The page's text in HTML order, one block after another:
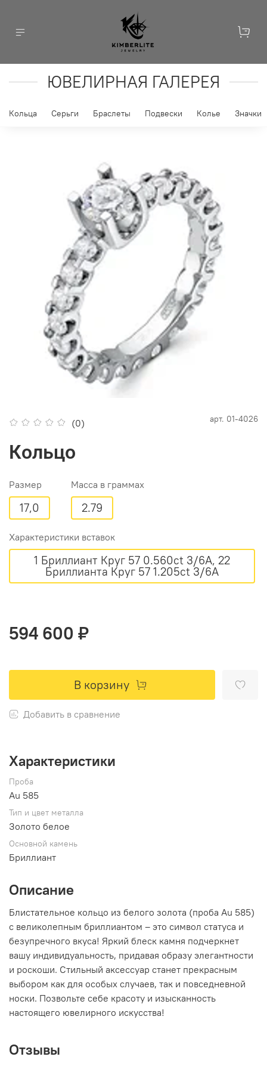
ЮВЕЛИРНАЯ ГАЛЕРЕЯ
Кольца Серьги Браслеты Подвески Колье Значки
(0) арт. 01-4026
Кольцо
Размер
17,0
Масса в граммах
2.79
Характеристики вставок
1 Бриллиант Круг 57 0.560ct 3/6A, 22
Бриллианта Круг 57 1.205ct 3/6A
594 600 ₽
В корзину
Добавить в сравнение
Характеристики
Проба
Au 585
Тип и цвет металла
Золото белое
Основной камень
Бриллиант
Описание
Блистательное кольцо из белого золота (проба Au 585)
с великолепным бриллиантом – это символ статуса и
безупречного вкуса! Яркий блеск камня подчеркнет
вашу индивидуальность, придавая образу элегантности
и роскоши. Стильный аксессуар станет прекрасным
выбором как для особых случаев, так и повседневной
носки. Позвольте себе красоту и изысканность
настоящего ювелирного искусства!
Отзывы